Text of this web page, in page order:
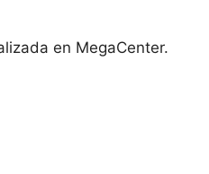
en MegaCenter.